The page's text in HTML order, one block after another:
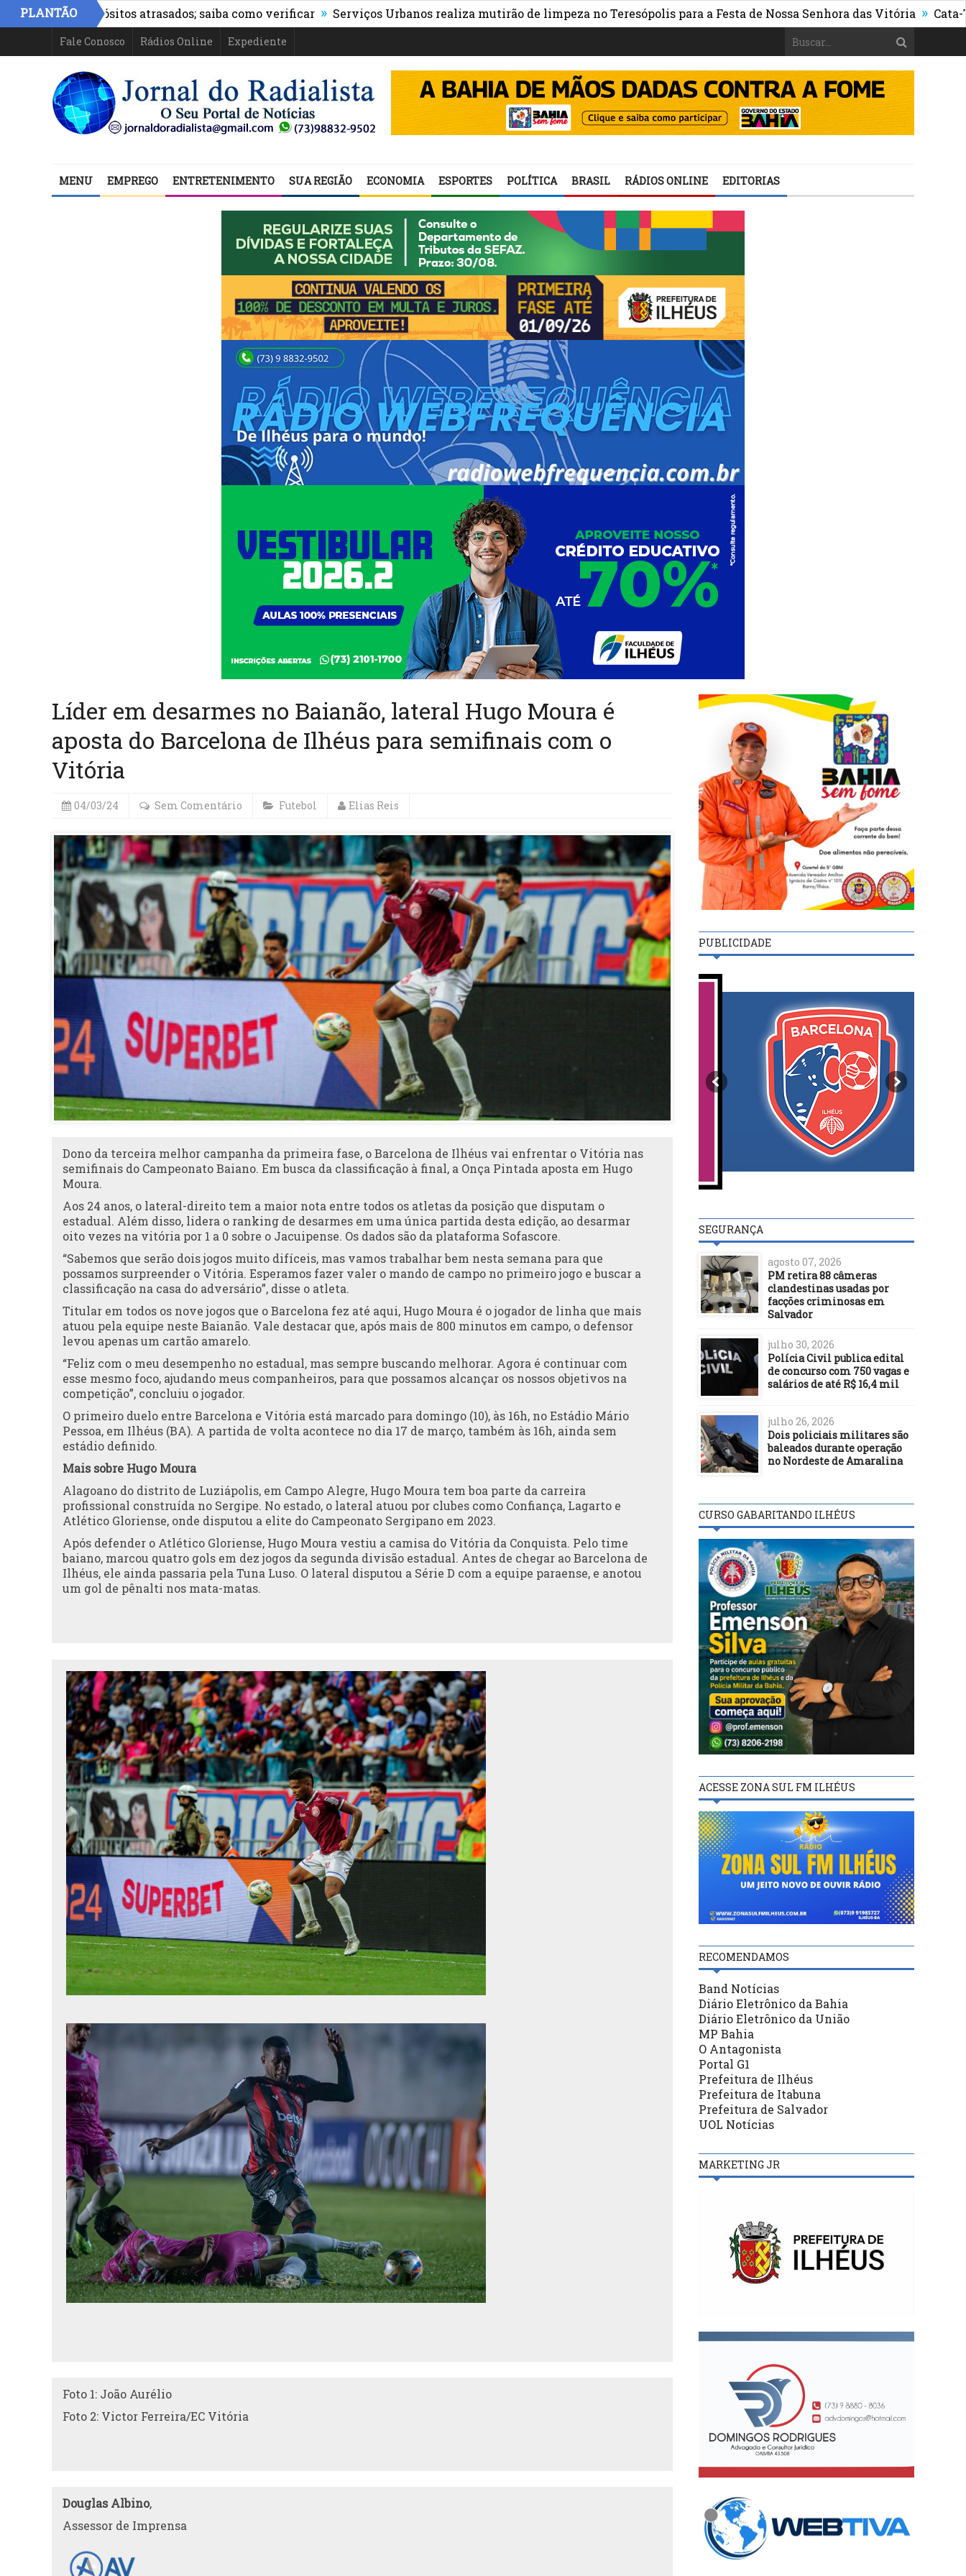
PLANTÃO
depósitos atrasados; saiba como verificar » Serviços Urbanos realiza mutirão de limpeza no Teresópolis para a Festa de Nossa Senhora das Vitória » Cata-Treco
Fale Conosco Rádios Online Expediente
MENU EMPREGO ENTRETENIMENTO SUA REGIÃO ECONOMIA ESPORTES POLÍTICA BRASIL RÁDIOS ONLINE EDITORIAS
Líder em desarmes no Baianão, lateral Hugo Moura é
aposta do Barcelona de Ilhéus para semifinais com o
Vitória
04/03/24 Sem Comentário Futebol Elias Reis
Dono da terceira melhor campanha da primeira fase, o Barcelona de Ilhéus vai enfrentar o Vitória nas
semifinais do Campeonato Baiano. Em busca da classificação à final, a Onça Pintada aposta em Hugo
Moura.
Aos 24 anos, o lateral-direito tem a maior nota entre todos os atletas da posição que disputam o
estadual. Além disso, lidera o ranking de desarmes em uma única partida desta edição, ao desarmar
oito vezes na vitória por 1 a 0 sobre o Jacuipense. Os dados são da plataforma Sofascore.
“Sabemos que serão dois jogos muito difíceis, mas vamos trabalhar bem nesta semana para que
possamos surpreender o Vitória. Esperamos fazer valer o mando de campo no primeiro jogo e buscar a
classificação na casa do adversário”, disse o atleta.
Titular em todos os nove jogos que o Barcelona fez até aqui, Hugo Moura é o jogador de linha que mais
atuou pela equipe neste Baianão. Vale destacar que, após mais de 800 minutos em campo, o defensor
levou apenas um cartão amarelo.
“Feliz com o meu desempenho no estadual, mas sempre buscando melhorar. Agora é continuar com
esse mesmo foco, ajudando meus companheiros, para que possamos alcançar os nossos objetivos na
competição”, concluiu o jogador.
O primeiro duelo entre Barcelona e Vitória está marcado para domingo (10), às 16h, no Estádio Mário
Pessoa, em Ilhéus (BA). A partida de volta acontece no dia 17 de março, também às 16h, ainda sem
estádio definido.
Mais sobre Hugo Moura
Alagoano do distrito de Luziápolis, em Campo Alegre, Hugo Moura tem boa parte da carreira
profissional construída no Sergipe. No estado, o lateral atuou por clubes como Confiança, Lagarto e
Atlético Gloriense, onde disputou a elite do Campeonato Sergipano em 2023.
Após defender o Atlético Gloriense, Hugo Moura vestiu a camisa do Vitória da Conquista. Pelo time
baiano, marcou quatro gols em dez jogos da segunda divisão estadual. Antes de chegar ao Barcelona de
Ilhéus, ele ainda passaria pela Tuna Luso. O lateral disputou a Série D com a equipe paraense, e anotou
um gol de pênalti nos mata-matas.
Foto 1: João Aurélio
Foto 2: Victor Ferreira/EC Vitória
Douglas Albino,
Assessor de Imprensa
PUBLICIDADE
SEGURANÇA
agosto 07, 2026
PM retira 88 câmeras
clandestinas usadas por
facções criminosas em
Salvador
julho 30, 2026
Polícia Civil publica edital
de concurso com 750 vagas e
salários de até R$ 16,4 mil
julho 26, 2026
Dois policiais militares são
baleados durante operação
no Nordeste de Amaralina
CURSO GABARITANDO ILHÉUS
ACESSE ZONA SUL FM ILHÉUS
RECOMENDAMOS
Band Notícias
Diário Eletrônico da Bahia
Diário Eletrônico da União
MP Bahia
O Antagonista
Portal G1
Prefeitura de Ilhéus
Prefeitura de Itabuna
Prefeitura de Salvador
UOL Notícias
MARKETING JR